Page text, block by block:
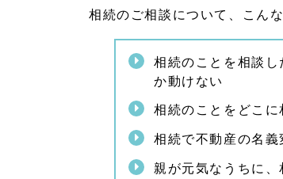
相続のご相談について、こん
相続のことを相談
か動けない
相続のことをどこ
相続で不動産の名
親が元気なうちに